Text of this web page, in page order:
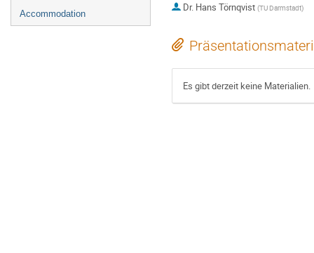
Accommodation
Dr. Hans Törnqvist (TU Darmstadt)
Es gibt derzeit keine Materialien.